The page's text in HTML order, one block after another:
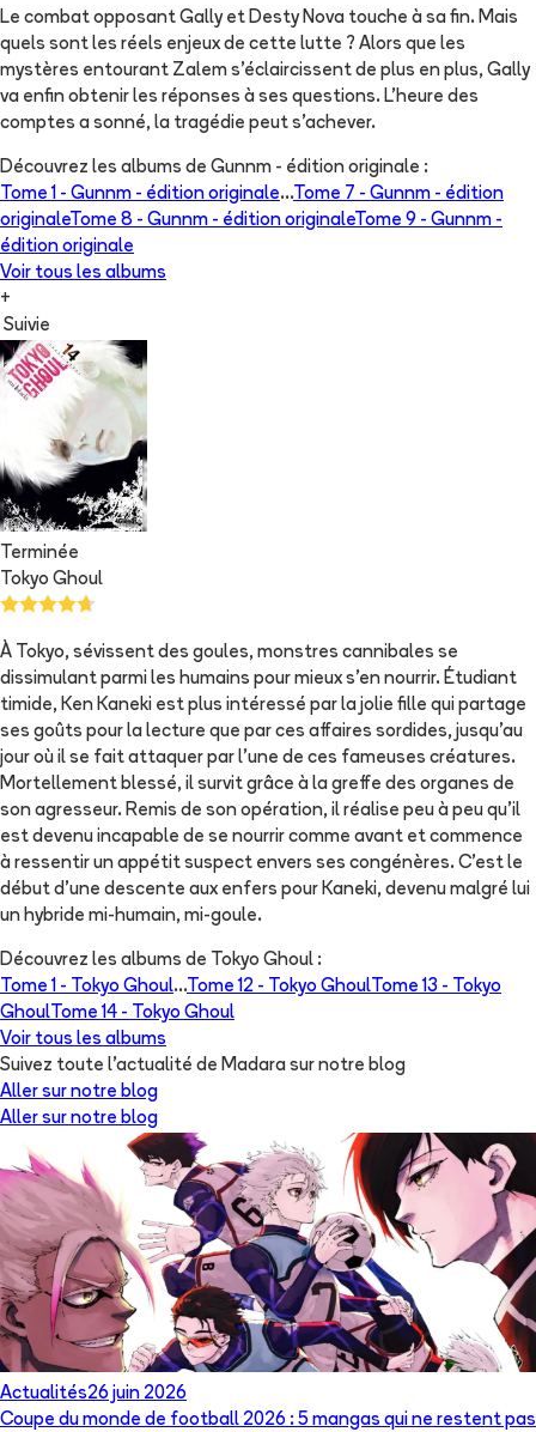
Le combat opposant Gally et Desty Nova touche à sa fin. Mais
quels sont les réels enjeux de cette lutte ? Alors que les
mystères entourant Zalem s’éclaircissent de plus en plus, Gally
va enfin obtenir les réponses à ses questions. L’heure des
comptes a sonné, la tragédie peut s’achever.
Découvrez les albums de Gunnm - édition originale :
Tome 1 - Gunnm - édition originale...Tome 7 - Gunnm - édition
originaleTome 8 - Gunnm - édition originaleTome 9 - Gunnm -
édition originale
Voir tous les albums
+
Suivie
Terminée
Tokyo Ghoul
À Tokyo, sévissent des goules, monstres cannibales se
dissimulant parmi les humains pour mieux s'en nourrir. Étudiant
timide, Ken Kaneki est plus intéressé par la jolie fille qui partage
ses goûts pour la lecture que par ces affaires sordides, jusqu'au
jour où il se fait attaquer par l'une de ces fameuses créatures.
Mortellement blessé, il survit grâce à la greffe des organes de
son agresseur. Remis de son opération, il réalise peu à peu qu'il
est devenu incapable de se nourrir comme avant et commence
à ressentir un appétit suspect envers ses congénères. C'est le
début d'une descente aux enfers pour Kaneki, devenu malgré lui
un hybride mi-humain, mi-goule.
Découvrez les albums de Tokyo Ghoul :
Tome 1 - Tokyo Ghoul...Tome 12 - Tokyo Ghoul Tome 13 - Tokyo
Ghoul Tome 14 - Tokyo Ghoul
Voir tous les albums
Suivez toute l'actualité de Madara sur notre blog
Aller sur notre blog
Aller sur notre blog
Actualités26 juin 2026
Coupe du monde de football 2026 : 5 mangas qui ne restent pas